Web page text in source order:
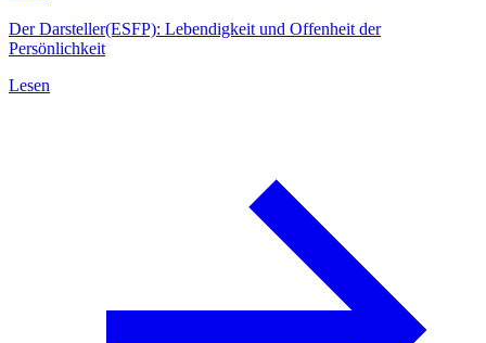
Der Darsteller(ESFP): Lebendigkeit und Offenheit der
Persönlichkeit
Lesen